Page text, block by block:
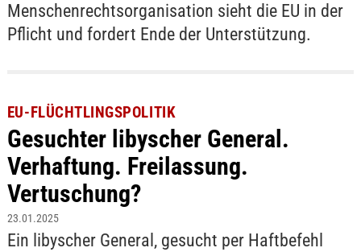
Menschenrechtsorganisation sieht die EU in der
Pflicht und fordert Ende der Unterstützung.
EU-FLÜCHTLINGSPOLITIK
Gesuchter libyscher General.
Verhaftung. Freilassung.
Vertuschung?
23.01.2025
Ein libyscher General, gesucht per Haftbefehl